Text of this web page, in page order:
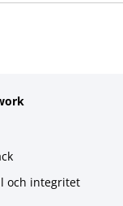
och integritet